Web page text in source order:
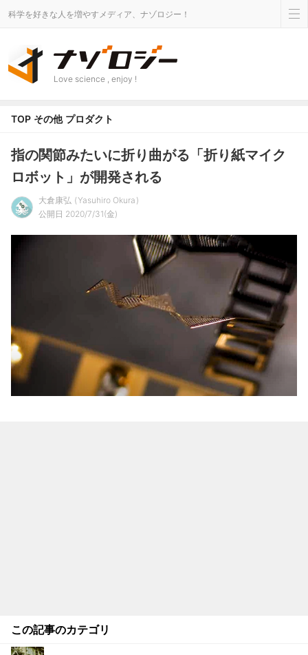
科学を好きな人を増やすメディア、ナゾロジー！
Love science , enjoy !
TOP その他 プロダクト
指の関節みたいに折り曲がる「折り紙マイク
ロボット」が開発される
大倉康弘
Yasuhiro Okura
公開日 2020/7/31(金)
この記事のカテゴリ